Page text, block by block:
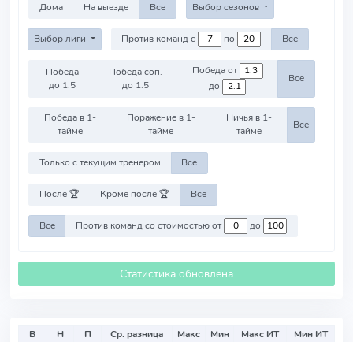
Дома На выезде Все Выбор сезонов
Выбор лиги Против команд с по Все
Победа
до 1.5
Победа соп.
до 1.5
Победа от
до
Все
Победа в 1-
тайме
Поражение в 1-
тайме
Ничья в 1-
тайме
Все
Только с текущим тренером Все
После 🏆 Кроме после 🏆 Все
Все Против команд со стоимостью от до
Статистика обновлена
В Н П Ср. разница Макс Мин Макс ИТ
Мин ИТ